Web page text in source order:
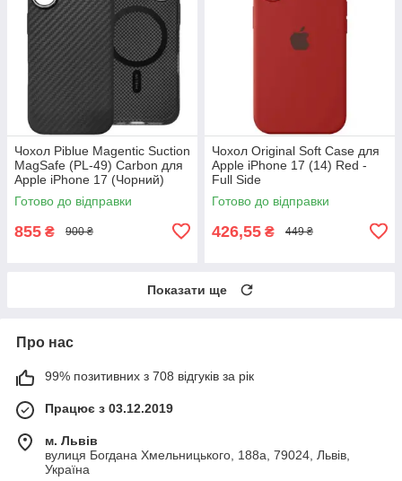
Чохол Piblue Magentic Suction
MagSafe (PL-49) Carbon для
Apple iPhone 17 (Чорний)
Готово до відправки
855 ₴ 900 ₴
Чохол Original Soft Case для
Apple iPhone 17 (14) Red -
Full Side
Готово до відправки
426,55 ₴ 449 ₴
Показати ще
Про нас
99% позитивних з 708 відгуків за рік
Працює з 03.12.2019
м. Львів
вулиця Богдана Хмельницького, 188а, 79024, Львів,
Україна